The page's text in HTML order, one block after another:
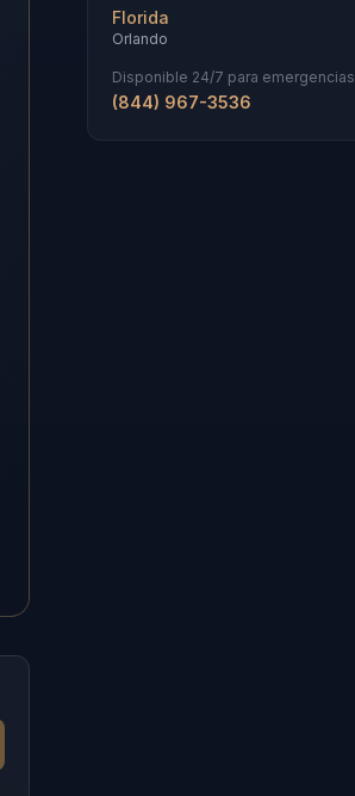
Florida
Orlando
Disponible 24/7 para emergencias
(844) 967-3536